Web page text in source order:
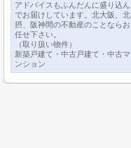
アドバイスもふんだんに盛り込ん
でお届けしています。北大阪、北
摂、阪神間の不動産のことならお
任せ下さい。
（取り扱い物件）
新築戸建て・中古戸建て・中古マ
ンション